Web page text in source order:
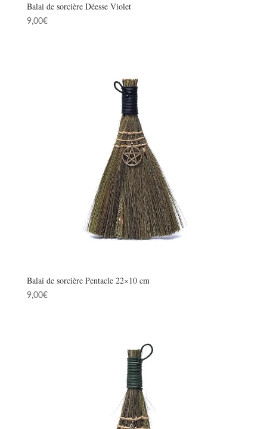
Balai de sorcière Déesse Violet
9,00€
Balai de sorcière Pentacle 22×10 cm
9,00€